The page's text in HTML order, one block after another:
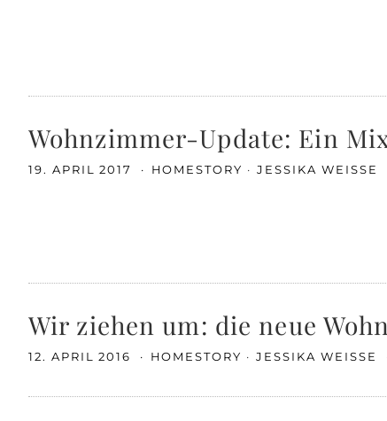
Wohnzimmer-Update: Ein
19. APRIL 2017 HOMESTORY JESSIKA WEISSE
Wir ziehen um: die neue
12. APRIL 2016 HOMESTORY JESSIKA WEISSE